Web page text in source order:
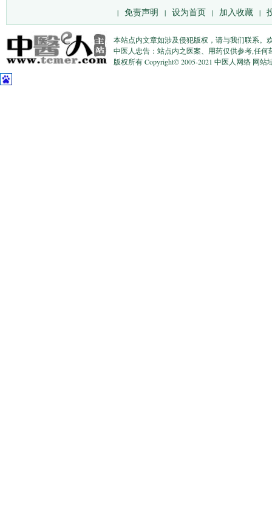
| 免责声明 | 设为首页 | 加入收藏 |
本站点内文章如涉及侵犯版权，请与我们联系。
中医人忠告：站点内之医案、用药仅供参考,任
版权所有 Copyright© 2005-2021 中医人网络 网站